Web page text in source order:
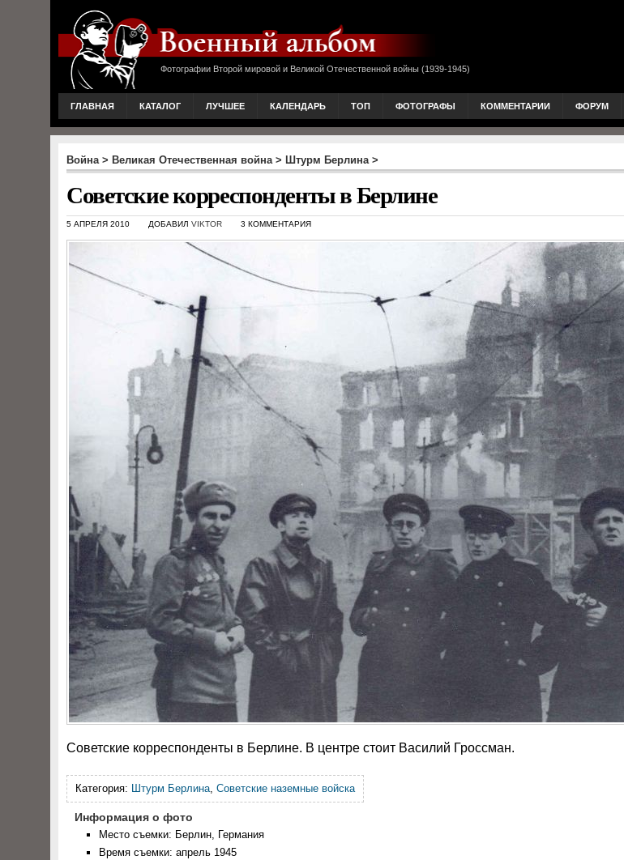
Фотографии Второй мировой и Великой Отечественной войны (1939-1945)
ГЛАВНАЯ КАТАЛОГ ЛУЧШЕЕ КАЛЕНДАРЬ ТОП ФОТОГРАФЫ КОММЕНТАРИИ ФОРУМ
Война> Великая Отечественная война> Штурм Берлина>
Советские корреспонденты в Берлине
5 АПРЕЛЯ 2010 ДОБАВИЛ VIKTOR 3 КОММЕНТАРИЯ
Советские корреспонденты в Берлине. В центре стоит Василий Гроссман.
Категория: Штурм Берлина, Советские наземные войска
Информация о фото
Место съемки: Берлин, Германия
Время съемки: апрель 1945